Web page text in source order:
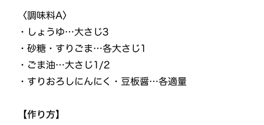
〈調味料A〉
・しょうゆ…大さじ3
・砂糖・すりごま…各大さじ1
・ごま油…大さじ1/2
・すりおろしにんにく・豆板醤…各適量
【作り方】